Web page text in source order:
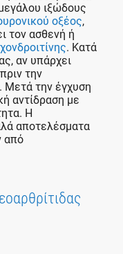
ιξώδους
οξέος,
τον ασθενή ή
. Κατά
αν υπάρχει
την
. Μετά την έγχυση
αντίδραση με
Η
αποτελέσματα
από